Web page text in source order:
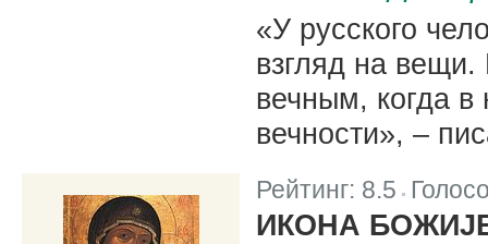
«У русского
взгляд на вещи.
вечным, когда в
вечности», –
Рейтинг: 8.5
ИКОНА